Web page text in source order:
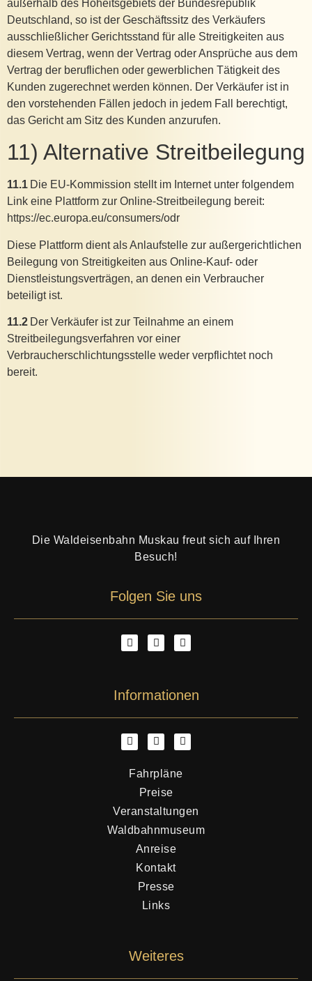
außerhalb des Hoheitsgebiets der Bundesrepublik
Deutschland, so ist der Geschäftssitz des Verkäufers
ausschließlicher Gerichtsstand für alle Streitigkeiten aus
diesem Vertrag, wenn der Vertrag oder Ansprüche aus dem
Vertrag der beruflichen oder gewerblichen Tätigkeit des
Kunden zugerechnet werden können. Der Verkäufer ist in
den vorstehenden Fällen jedoch in jedem Fall berechtigt,
das Gericht am Sitz des Kunden anzurufen.
11) Alternative Streitbeilegung
11.1 Die EU-Kommission stellt im Internet unter folgendem
Link eine Plattform zur Online-Streitbeilegung bereit:
https://ec.europa.eu/consumers/odr
Diese Plattform dient als Anlaufstelle zur außergerichtlichen
Beilegung von Streitigkeiten aus Online-Kauf- oder
Dienstleistungsverträgen, an denen ein Verbraucher
beteiligt ist.
11.2 Der Verkäufer ist zur Teilnahme an einem
Streitbeilegungsverfahren vor einer
Verbraucherschlichtungsstelle weder verpflichtet noch
bereit.
Die Waldeisenbahn Muskau freut sich auf Ihren
Besuch!
Folgen Sie uns
Informationen
Fahrpläne
Preise
Veranstaltungen
Waldbahnmuseum
Anreise
Kontakt
Presse
Links
Weiteres